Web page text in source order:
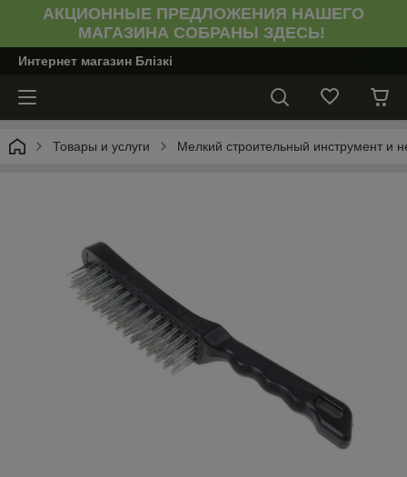
АКЦИОННЫЕ ПРЕДЛОЖЕНИЯ НАШЕГО
МАГАЗИНА СОБРАНЫ ЗДЕСЬ!
Интернет магазин Блiзкi
Товары и услуги Мелкий строительный инструмент и